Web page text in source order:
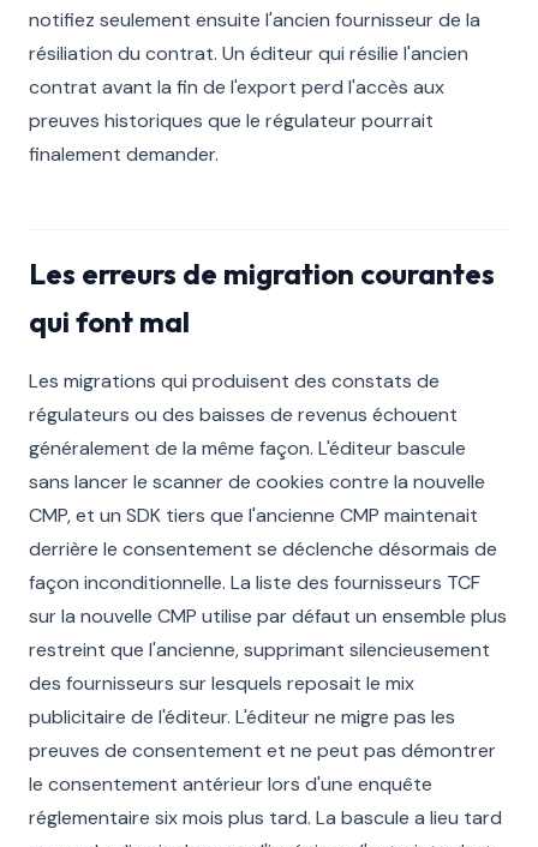
notifiez seulement ensuite l'ancien fournisseur de la
résiliation du contrat. Un éditeur qui résilie l'ancien
contrat avant la fin de l'export perd l'accès aux
preuves historiques que le régulateur pourrait
finalement demander.
Les erreurs de migration courantes
qui font mal
Les migrations qui produisent des constats de
régulateurs ou des baisses de revenus échouent
généralement de la même façon. L'éditeur bascule
sans lancer le scanner de cookies contre la nouvelle
CMP, et un SDK tiers que l'ancienne CMP maintenait
derrière le consentement se déclenche désormais de
façon inconditionnelle. La liste des fournisseurs TCF
sur la nouvelle CMP utilise par défaut un ensemble plus
restreint que l'ancienne, supprimant silencieusement
des fournisseurs sur lesquels reposait le mix
publicitaire de l'éditeur. L'éditeur ne migre pas les
preuves de consentement et ne peut pas démontrer
le consentement antérieur lors d'une enquête
réglementaire six mois plus tard. La bascule a lieu tard